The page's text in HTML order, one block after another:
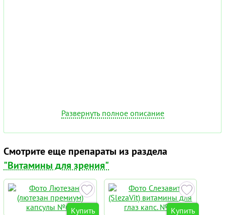
Развернуть полное описание
Смотрите еще препараты из раздела
"Витамины для зрения"
Купить Купить